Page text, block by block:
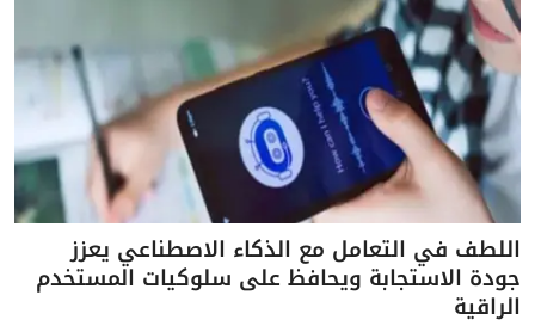
اللطف في التعامل مع الذكاء الاصطناعي يعزز
جودة الاستجابة ويحافظ على سلوكيات المستخدم
الراقية